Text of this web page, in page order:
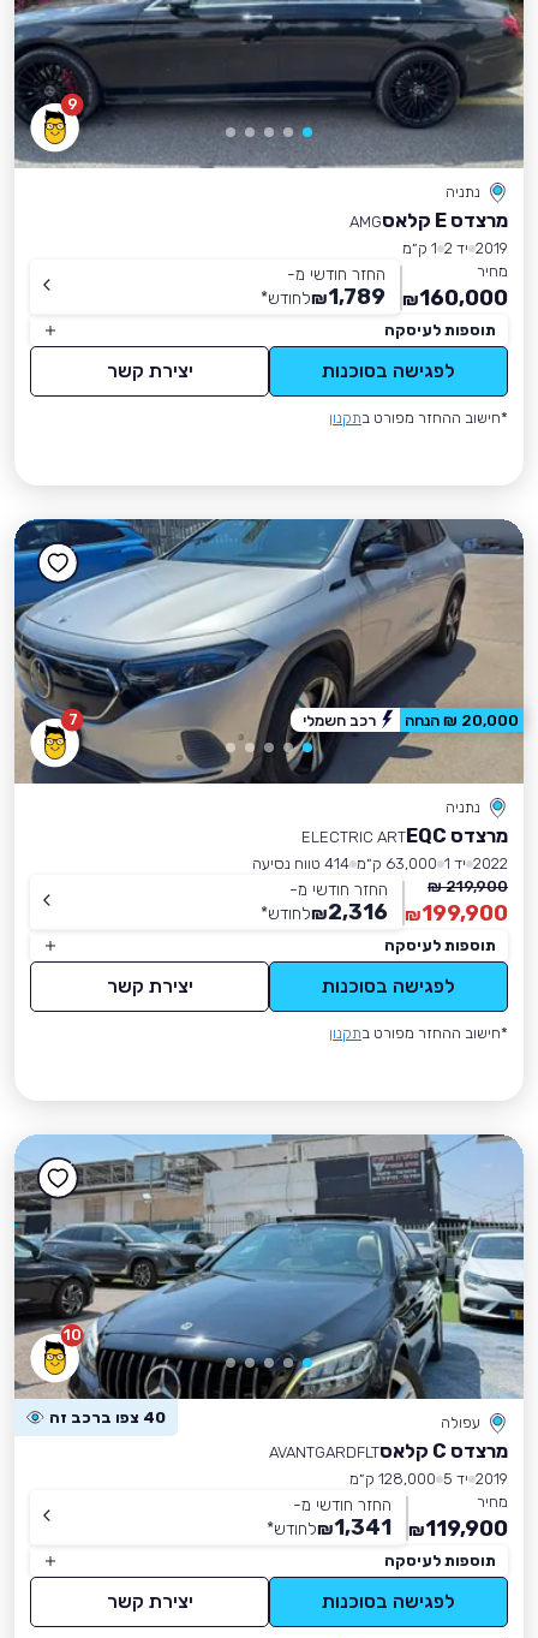
9
נתניה
מרצדס E קלאס
AMG
2019 יד 2
1 ק״מ
מחיר
160,000
₪
החזר חודשי מ-
1,789
₪לחודש*
תוספות לעיסקה
לפגישה בסוכנות יצירת קשר
*חישוב ההחזר מפורט בתקנון
7
נתניה
מרצדס EQC
ELECTRIC ART
2022 יד 1 63,000 ק״מ
414 טווח נסיעה
219,900 ₪
199,900
₪
החזר חודשי מ-
2,316
₪לחודש*
תוספות לעיסקה
לפגישה בסוכנות יצירת קשר
*חישוב ההחזר מפורט בתקנון
20,000 ₪ הנחה רכב חשמלי
10
עפולה 40 צפו ברכב זה
מרצדס C קלאס
AVANTGARDFLT
2019 יד 5
128,000 ק״מ
מחיר
119,900
₪
החזר חודשי מ-
1,341
₪לחודש*
תוספות לעיסקה
לפגישה בסוכנות יצירת קשר